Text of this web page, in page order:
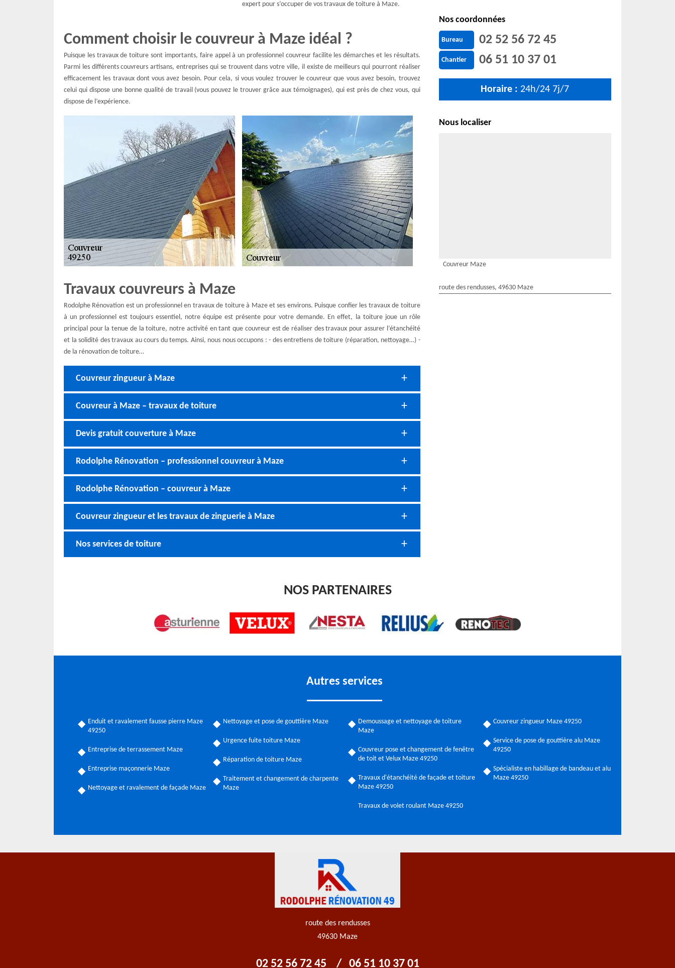
expert pour s’occuper de vos travaux de toiture à Maze.
Comment choisir le couvreur à Maze idéal ?
Puisque les travaux de toiture sont importants, faire appel à un professionnel couvreur facilite les démarches et les résultats.
Parmi les différents couvreurs artisans, entreprises qui se trouvent dans votre ville, il existe de meilleurs qui pourront réaliser
efficacement les travaux dont vous avez besoin. Pour cela, si vous voulez trouver le couvreur que vous avez besoin, trouvez
celui qui dispose une bonne qualité de travail (vous pouvez le trouver grâce aux témoignages), qui est près de chez vous, qui
dispose de l’expérience.
Travaux couvreurs à Maze
Rodolphe Rénovation est un professionnel en travaux de toiture à Maze et ses environs. Puisque confier les travaux de toiture
à un professionnel est toujours essentiel, notre équipe est présente pour votre demande. En effet, la toiture joue un rôle
principal pour la tenue de la toiture, notre activité en tant que couvreur est de réaliser des travaux pour assurer l’étanchéité
et la solidité des travaux au cours du temps. Ainsi, nous nous occupons : - des entretiens de toiture (réparation, nettoyage…) -
de la rénovation de toiture…
Couvreur zingueur à Maze
Couvreur à Maze – travaux de toiture
Devis gratuit couverture à Maze
Rodolphe Rénovation – professionnel couvreur à Maze
Rodolphe Rénovation – couvreur à Maze
Couvreur zingueur et les travaux de zinguerie à Maze
Nos services de toiture
Nos coordonnées
Bureau 02 52 56 72 45
Chantier 06 51 10 37 01
Horaire : 24h/24 7j/7
Nous localiser
Couvreur Maze
route des rendusses, 49630 Maze
NOS PARTENAIRES
Autres services
Enduit et ravalement fausse pierre Maze
49250
Entreprise de terrassement Maze
Entreprise maçonnerie Maze
Nettoyage et ravalement de façade Maze
Nettoyage et pose de gouttière Maze
Urgence fuite toiture Maze
Réparation de toiture Maze
Traitement et changement de charpente
Maze
Demoussage et nettoyage de toiture
Maze
Couvreur pose et changement de fenêtre
de toit et Velux Maze 49250
Travaux d'étanchéité de façade et toiture
Maze 49250
Travaux de volet roulant Maze 49250
Couvreur zingueur Maze 49250
Service de pose de gouttière alu Maze
49250
Spécialiste en habillage de bandeau et alu
Maze 49250
route des rendusses
49630 Maze
02 52 56 72 45 / 06 51 10 37 01